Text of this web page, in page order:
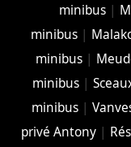
minibus|
minibus|
minibus |
minibus|
minibus |
privé Antony |